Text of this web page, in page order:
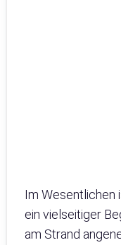
Im Wesentlichen
ein vielseitiger
am Strand